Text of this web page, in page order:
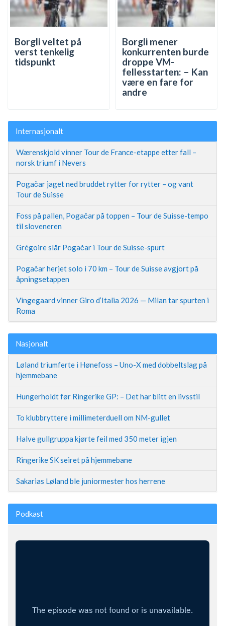
Borgli veltet på
verst tenkelig
tidspunkt
Borgli mener
konkurrenten burde
droppe VM-
fellesstarten: – Kan
være en fare for
andre
Internasjonalt
Wærenskjold vinner Tour de France-etappe etter fall –
norsk triumf i Nevers
Pogačar jaget ned bruddet rytter for rytter – og vant
Tour de Suisse
Foss på pallen, Pogačar på toppen – Tour de Suisse-tempo
til sloveneren
Grégoire slår Pogačar i Tour de Suisse-spurt
Pogačar herjet solo i 70 km – Tour de Suisse avgjort på
åpningsetappen
Vingegaard vinner Giro d’Italia 2026 — Milan tar spurten i
Roma
Nasjonalt
Løland triumferte i Hønefoss – Uno-X med dobbeltslag på
hjemmebane
Hungerholdt før Ringerike GP: – Det har blitt en livsstil
To klubbryttere i millimeterduell om NM-gullet
Halve gullgruppa kjørte feil med 350 meter igjen
Ringerike SK seiret på hjemmebane
Sakarias Løland ble juniormester hos herrene
Podkast